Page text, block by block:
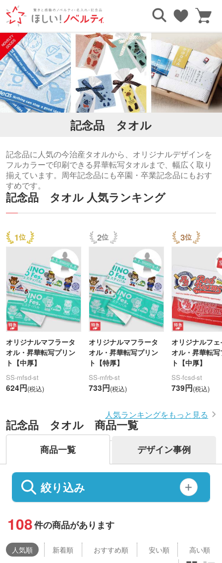
TOP 記念品 記念品 タオル
記念品 タオル
記念品に人気の今治産タオルから、オリジナルデザインを
フルカラーで印刷できる昇華転写タオルまで、幅広く取り
揃えています。周年記念品にも卒園・卒業記念品にもおす
すめです。
記念品 タオル 人気ランキング
1
オリジナルマフラータ
オル・昇華転写プリン
ト【中厚】
SS-mfsd-st
624円(税込)
2
オリジナルマフラータ
オル・昇華転写プリン
ト【特厚】
SS-mfrb-st
733円(税込)
3
オリジナルフ
オル・昇華転
ト【中厚】
SS-fcsd-st
739円(税込)
人気ランキングをもっと見る
記念品 タオル 商品一覧
商品一覧 デザイン事例
絞り込み
108件の商品があります
人気順 新着順 おすすめ順 安い順 高い順